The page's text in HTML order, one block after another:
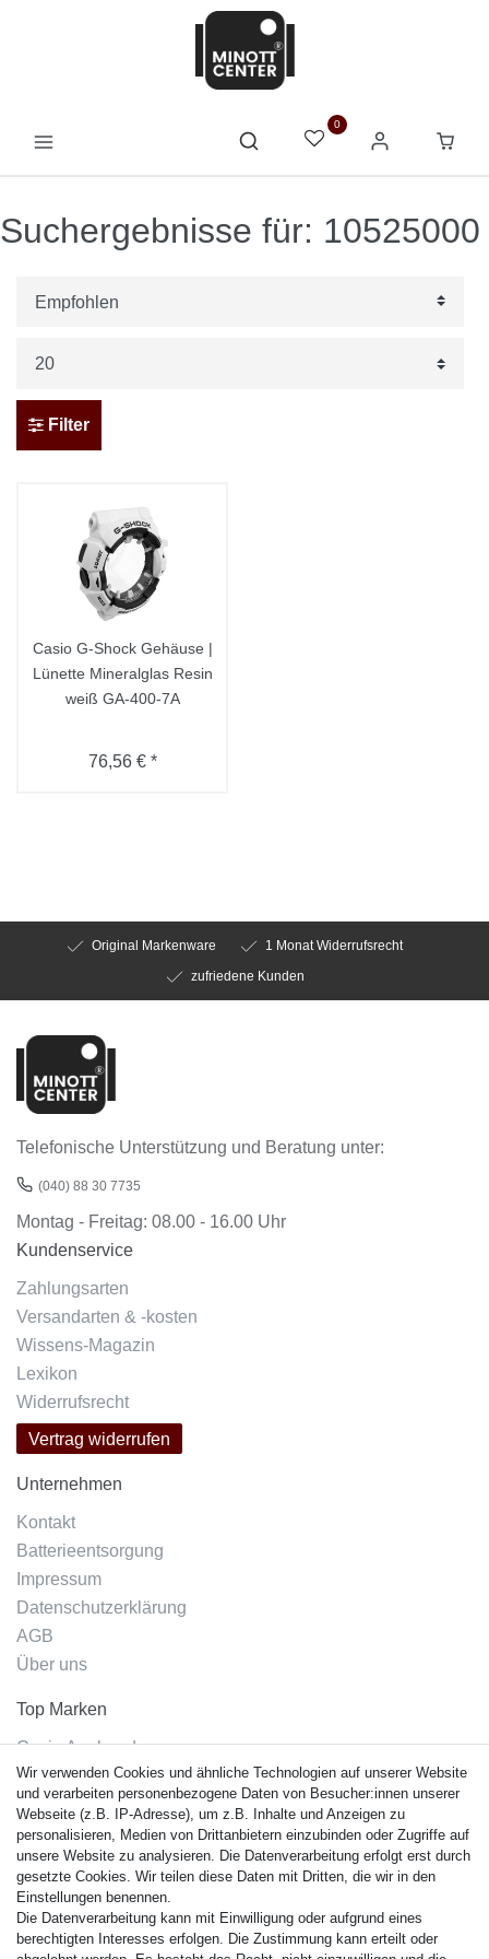
0
Suchergebnisse für: 10525000
Filter
Casio G-Shock Gehäuse |
Lünette Mineralglas Resin
weiß GA-400-7A
76,56 € *
Original Markenware
1 Monat Widerrufsrecht
zufriedene Kunden
Telefonische Unterstützung und Beratung unter:
(040) 88 30 7735
Montag - Freitag: 08.00 - 16.00 Uhr
Kundenservice
Zahlungsarten
Versandarten & -kosten
Wissens-Magazin
Lexikon
Widerrufsrecht
Vertrag widerrufen
Unternehmen
Kontakt
Batterieentsorgung
Impressum
Datenschutzerklärung
AGB
Über uns
Top Marken
Casio Armband
Festina Armband
Citizen Armband
M. Lacroix Armband
J. Lemans Armband
Uhrenarmbänder - Alle
Sicherheit
Wir verwenden Cookies und ähnliche Technologien auf unserer Website
und verarbeiten personenbezogene Daten von Besucher:innen unserer
Webseite (z.B. IP-Adresse), um z.B. Inhalte und Anzeigen zu
personalisieren, Medien von Drittanbietern einzubinden oder Zugriffe auf
unsere Website zu analysieren. Die Datenverarbeitung erfolgt erst durch
gesetzte Cookies. Wir teilen diese Daten mit Dritten, die wir in den
Einstellungen benennen.
Die Datenverarbeitung kann mit Einwilligung oder aufgrund eines
berechtigten Interesses erfolgen. Die Zustimmung kann erteilt oder